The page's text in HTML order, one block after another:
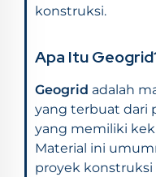
konstruksi.
Apa Itu
Geogrid adalah
yang terbuat dari
yang memiliki
Material ini
proyek